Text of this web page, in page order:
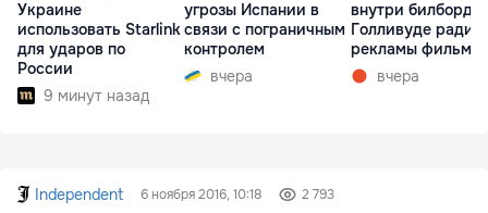
Украине
использовать Starlink
для ударов по
России
9 минут назад
угрозы Испании в
связи с пограничным
контролем
вчера
внутри билборда
Голливуде ради
рекламы фильма
вчера
Independent 6 ноября 2016, 10:18 2 793